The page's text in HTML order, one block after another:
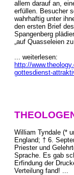
allem darauf an,
erfüllen. Besucher
wahrhaftig unter
den ersten Brief
Spangenberg
„auf Quasseleien
... weiterlesen:
http://
gottesdienst-
William Tyndale (*
England; † 6.
Priester und
Sprache. Es gab
Erfindung der
Verteilung fand! ...